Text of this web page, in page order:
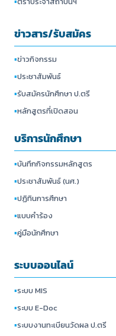
ข่าวสาร/รับสมัคร
▪ข่าวกิจกรรม
▪ประชาสัมพันธ์
▪รับสมัครนักศึกษา ป.ตรี
▪หลักสูตรที่เปิดสอน
บริการนักศึกษา
▪บันทึกกิจกรรมหลักสูตร
▪ประชาสัมพันธ์ (นศ.)
▪ปฏิทินการศึกษา
▪แบบคำร้อง
▪คู่มือนักศึกษา
ระบบออนไลน์
▪ระบบ MIS
▪ระบบ E-Doc
▪ระบบงานทะเบียนวัดผล ป.ตรี